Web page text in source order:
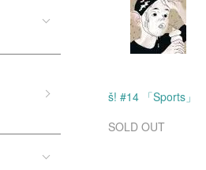
š! #14 「Sports」
SOLD OUT